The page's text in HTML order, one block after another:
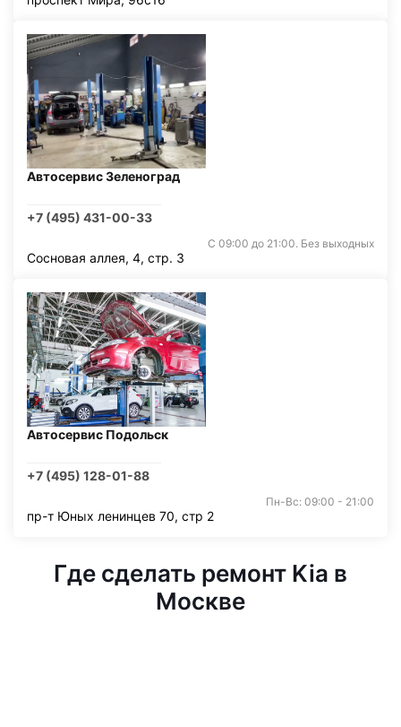
Автосервис Зеленоград
+7 (495) 431-00-33
С 09:00 до 21:00. Без выходных
Сосновая аллея, 4, стр. 3
Автосервис Подольск
+7 (495) 128-01-88
Пн-Вс: 09:00 - 21:00
пр-т Юных ленинцев 70, стр 2
Где сделать ремонт Kia в
Москве